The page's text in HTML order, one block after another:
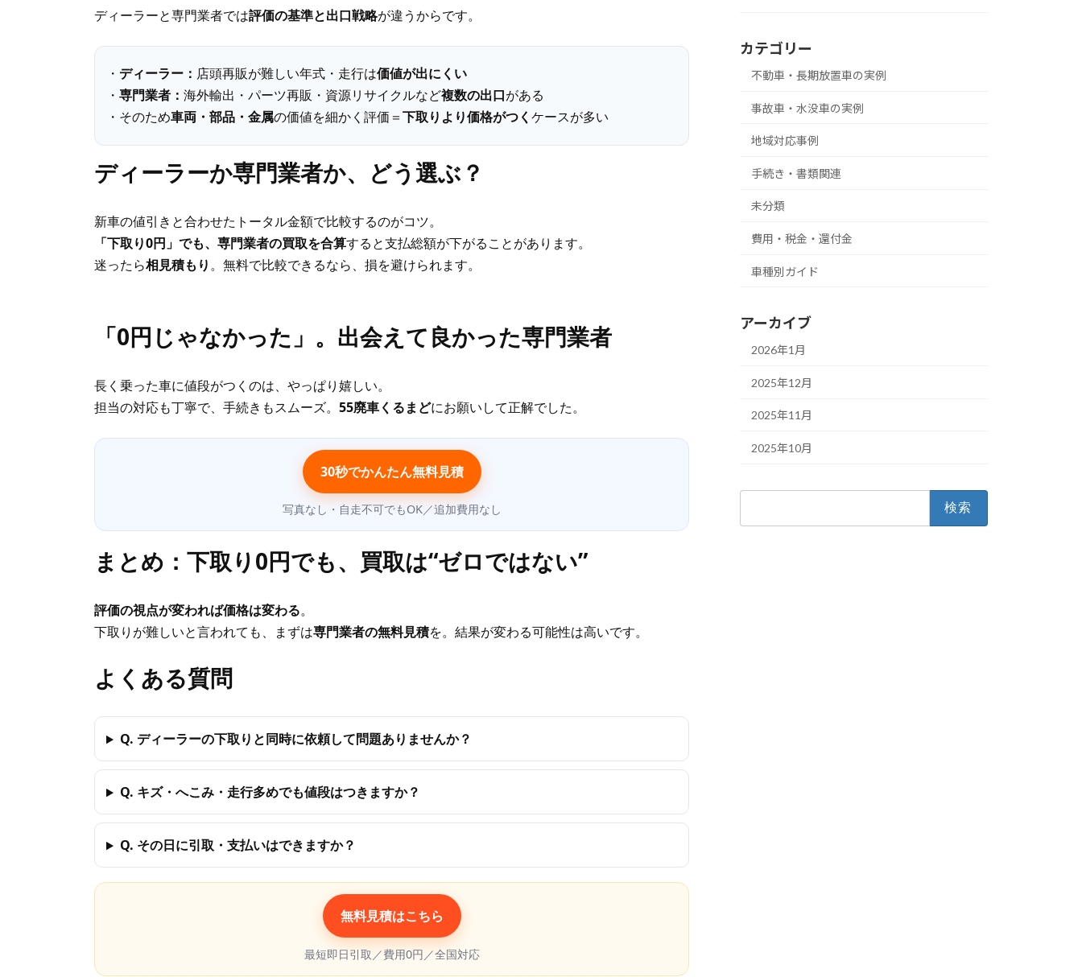
ディーラーと専門業者では評価の基準と出口戦略が違うからです。
・ ディーラー： 店頭再販が難しい年式・走行は価値が出にくい
・ 専門業者： 海外輸出・パーツ再販・資源リサイクルなど複数の出口がある
・そのため車両・部品・金属の価値を細かく評価＝下取りより価格がつく ケースが多い
ディーラーか専門業者か、どう選ぶ？
新車の値引きと合わせたトータル金額で比較するのがコツ。
「下取り0円」でも、専門業者の買取を合算すると支払総額が下がることがあります。
迷ったら相見積もり。無料で比較できるなら、損を避けられます。
「0円じゃなかった」。出会えて良かった専門業者
長く乗った車に値段がつくのは、やっぱり嬉しい。
担当の対応も丁寧で、手続きもスムーズ。 55廃車くるまどにお願いして正解でした。
30秒でかんたん無料見積
写真なし・自走不可でもOK／追加費用なし
まとめ：下取り0円でも、買取は“ゼロではない”
評価の視点が変われば価格は変わる。
下取りが難しいと言われても、まずは専門業者の無料見積を。結果が変わる可能性は高いです。
よくある質問
Q. ディーラーの下取りと同時に依頼して問題ありませんか？
Q. キズ・へこみ・走行多めでも値段はつきますか？
Q. その日に引取・支払いはできますか？
無料見積はこちら
最短即日引取／費用0円／全国対応
カテゴリー
不動車・長期放置車の実例
事故車・水没車の実例
地域対応事例
手続き・書類関連
未分類
費用・税金・還付金
車種別ガイド
アーカイブ
2026年1月
2025年12月
2025年11月
2025年10月